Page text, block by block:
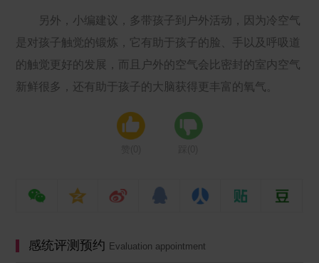
另外，小编建议，多带孩子到户外活动，因为冷空气
是对孩子触觉的锻炼，它有助于孩子的脸、手以及呼吸道
的触觉更好的发展，而且户外的空气会比密封的室内空气
新鲜很多，还有助于孩子的大脑获得更丰富的氧气。
感统评测预约 Evaluation appointment